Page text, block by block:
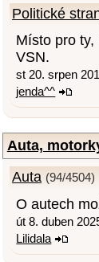
Politické
Místo pro
VSN.
st 20. srpen
jenda^^
Auta,
Auta (94/4504)
O autech
út 8. duben
Lilidala